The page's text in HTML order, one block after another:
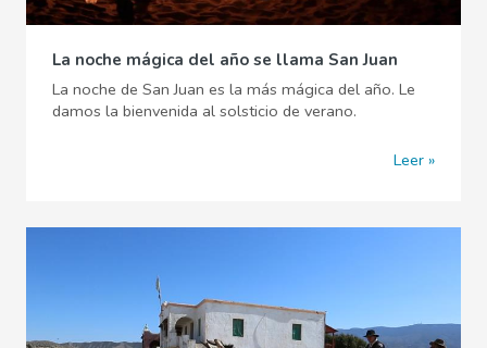
La noche mágica del año se llama San Juan
La noche de San Juan es la más mágica del año. Le
damos la bienvenida al solsticio de verano.
Leer